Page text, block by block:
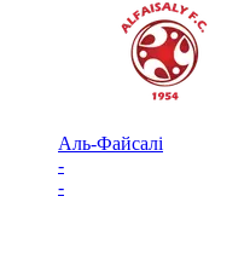
Аль-Файсалі
-
-